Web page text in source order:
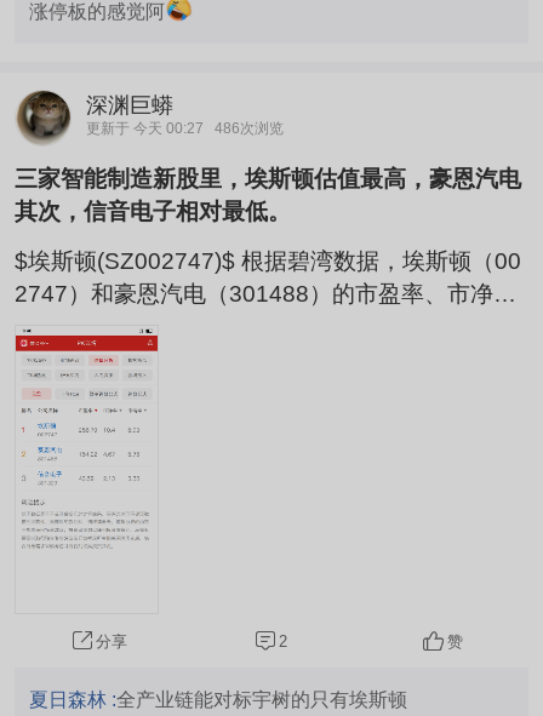
涨停板的感觉阿
深渊巨蟒
更新于 今天 00:27 486次浏览
三家智能制造新股里，埃斯顿估值最高，豪恩汽电
其次，信音电子相对最低。
$埃斯顿(SZ002747)$ 根据碧湾数据，埃斯顿（00
2747）和豪恩汽电（301488）的市盈率、市净率
差距明显，前者更高。 估值指标反映的是市场定
价，并不代表公司好坏或投资价值，大家怎么看？
#埃斯顿启动招股，拟3月9日上市#
分享 2 赞
夏日森林 :全产业链能对标宇树的只有埃斯顿